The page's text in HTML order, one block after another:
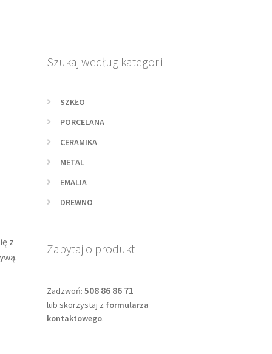
z
Szukaj według kategorii
SZKŁO
PORCELANA
CERAMIKA
METAL
EMALIA
DREWNO
Zapytaj o produkt
Zadzwoń: 508 86 86 71
lub skorzystaj z formularza
kontaktowego.